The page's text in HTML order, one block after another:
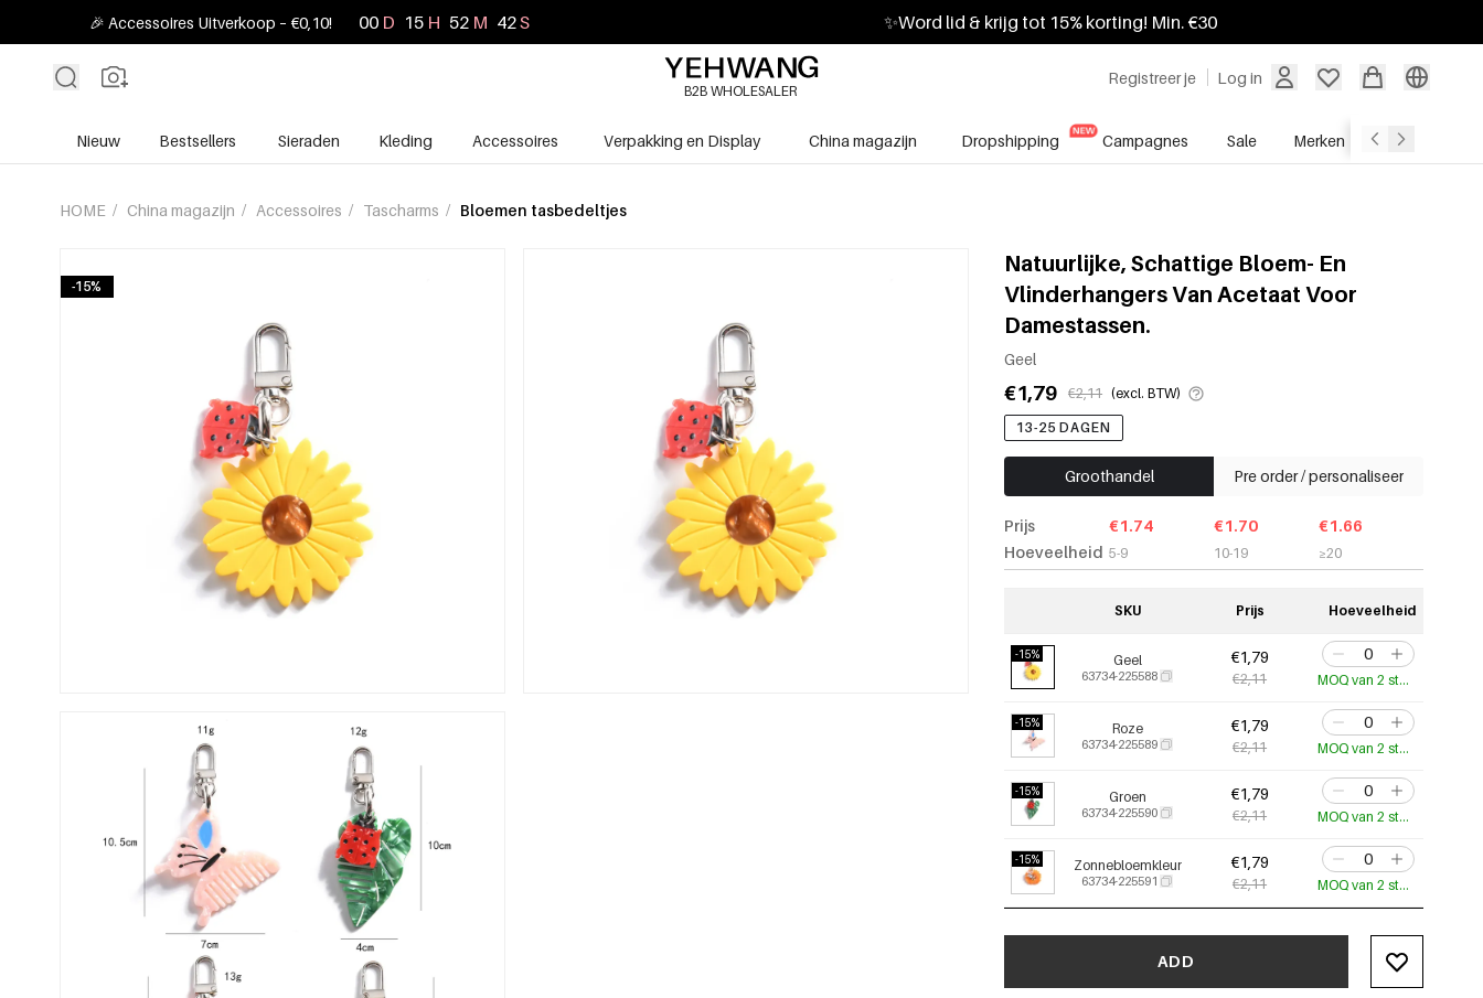
🎉 Accessoires Uitverkoop – €0,10! 00 D 15 H 52 M 41S ✨Word lid & krijg tot 15% korting! Min. €30
Registreer je Log in
B2B WHOLESALER
Nieuw Bestsellers Sieraden Kleding Accessoires Verpakking en Display China magazijn Dropshipping Campagnes Sale Merken
HOME / China magazijn / Accessoires / Tascharms / Bloemen tasbedeltjes
-15%
Natuurlijke, Schattige Bloem- En
Vlinderhangers Van Acetaat Voor
Damestassen.
Geel
€1,79 €2,11 (excl. BTW)
13-25 DAGEN
Groothandel Pre order / personaliseer
Prijs
Hoeveelheid
€1.74
5-9
€1.70
10-19
€1.66
≥20
SKU Prijs Hoeveelheid
-15% Geel
63734-225588
€1,79
€2,11 MOQ van 2 stuks
-15% Roze
63734-225589
€1,79
€2,11 MOQ van 2 stuks
-15% Groen
63734-225590
€1,79
€2,11 MOQ van 2 stuks
-15% Zonnebloemkleur
63734-225591
€1,79
€2,11 MOQ van 2 stuks
ADD